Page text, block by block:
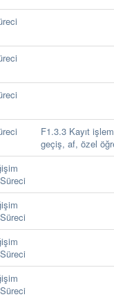
F1.3.3 Kayıt
geçiş, af, özel